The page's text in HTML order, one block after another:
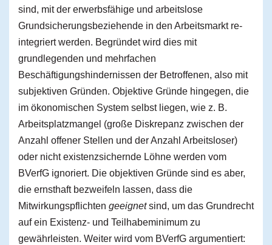
sind, mit der erwerbsfähige und arbeitslose
Grundsicherungsbeziehende in den Arbeitsmarkt re-
integriert werden. Begründet wird dies mit
grundlegenden und mehrfachen
Beschäftigungshindernissen der Betroffenen, also mit
subjektiven Gründen. Objektive Gründe hingegen, die
im ökonomischen System selbst liegen, wie z. B.
Arbeitsplatzmangel (große Diskrepanz zwischen der
Anzahl offener Stellen und der Anzahl Arbeitsloser)
oder nicht existenzsichernde Löhne werden vom
BVerfG ignoriert. Die objektiven Gründe sind es aber,
die ernsthaft bezweifeln lassen, dass die
Mitwirkungspflichten geeignetsind, um das Grundrecht
auf ein Existenz- und Teilhabeminimum zu
gewährleisten. Weiter wird vom BVerfG argumentiert: